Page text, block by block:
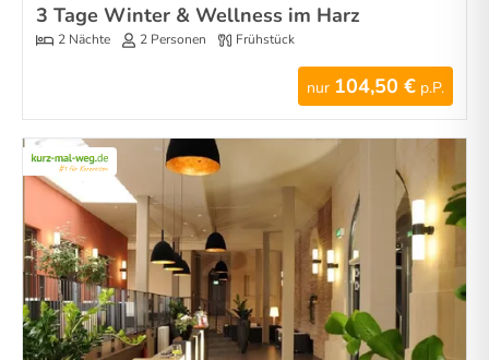
3 Tage Winter & Wellness im Harz
2 Nächte 2 Personen Frühstück
nur 104,50 € p.P.